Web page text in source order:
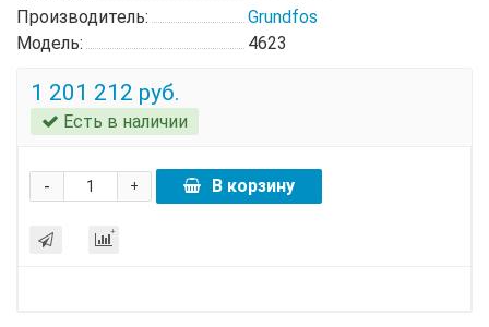
Производитель:
Grundfos
Модель:
4623
1 201 212 руб.
Есть в наличии
+
- В корзину